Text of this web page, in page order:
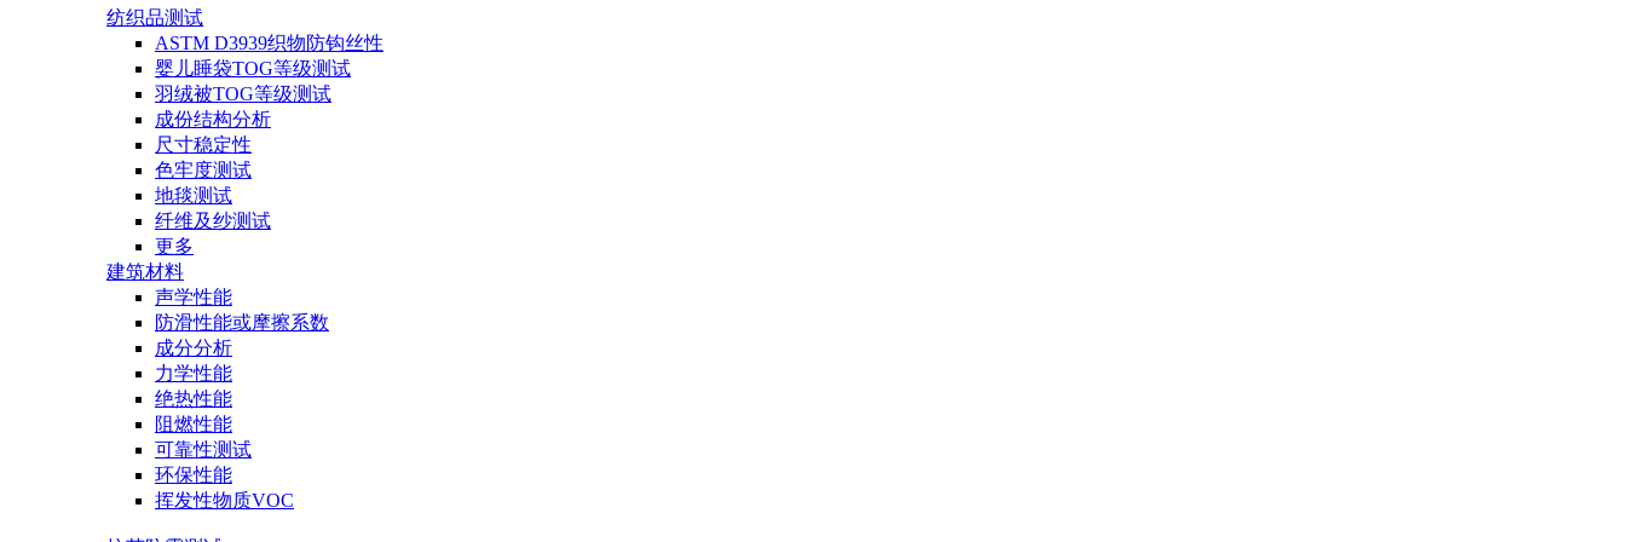
纺织品测试
ASTM D3939织物防钩丝性
婴儿睡袋TOG等级测试
羽绒被TOG等级测试
成份结构分析
尺寸稳定性
色牢度测试
地毯测试
纤维及纱测试
更多
建筑材料
声学性能
防滑性能或摩擦系数
成分分析
力学性能
绝热性能
阻燃性能
可靠性测试
环保性能
挥发性物质VOC